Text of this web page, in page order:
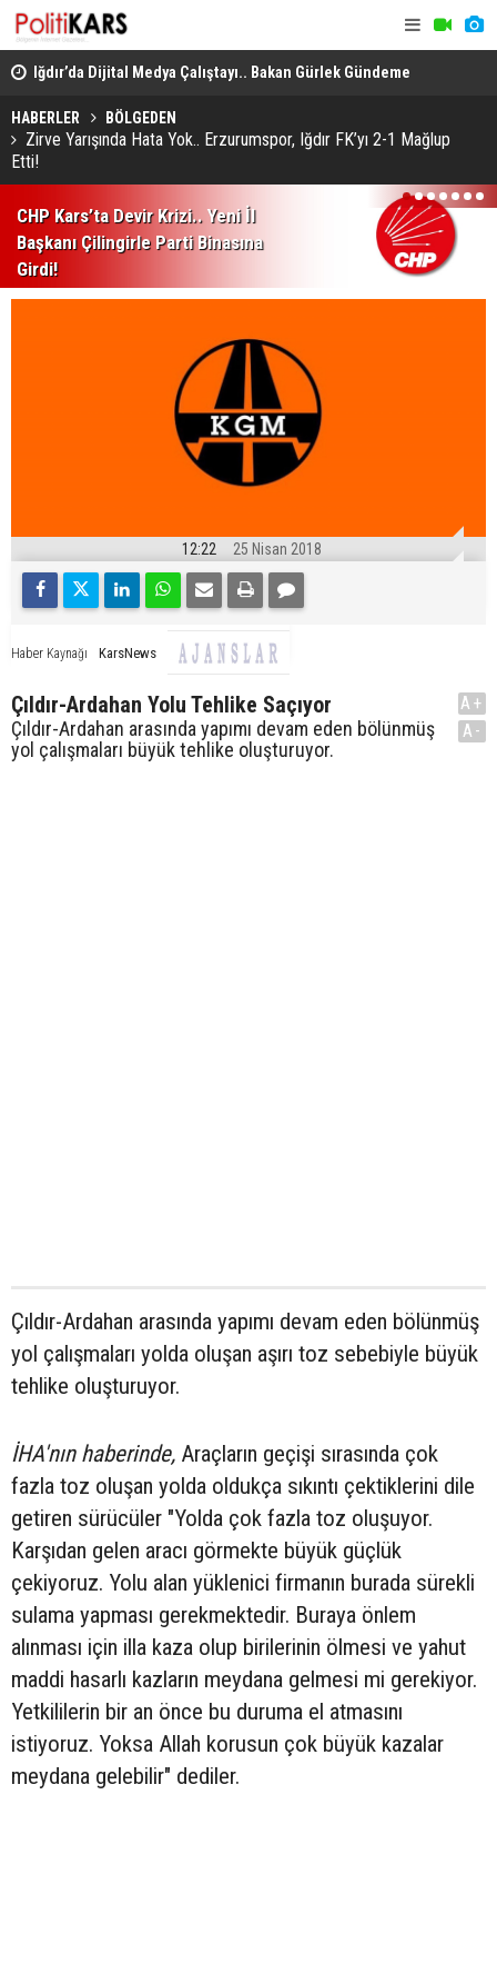
Iğdır’da Dijital Medya Çalıştayı.. Bakan Gürlek Gündeme
İlişkin Soruları Yanıtladı!
HABERLER BÖLGEDEN
Zirve Yarışında Hata Yok.. Erzurumspor, Iğdır FK’yı 2-1 Mağlup
Etti!
CHP Kars’ta Devir Krizi.. Yeni İl
Başkanı Çilingirle Parti Binasına
Girdi!
1 2 3 4 5 6 7
12:22 25 Nisan 2018
Haber Kaynağı KarsNews
Çıldır-Ardahan Yolu Tehlike Saçıyor
Çıldır-Ardahan arasında yapımı devam eden bölünmüş
yol çalışmaları büyük tehlike oluşturuyor.
A+
A-
Çıldır-Ardahan arasında yapımı devam eden bölünmüş
yol çalışmaları yolda oluşan aşırı toz sebebiyle büyük
tehlike oluşturuyor.
İHA'nın haberinde, Araçların geçişi sırasında çok
fazla toz oluşan yolda oldukça sıkıntı çektiklerini dile
getiren sürücüler "Yolda çok fazla toz oluşuyor.
Karşıdan gelen aracı görmekte büyük güçlük
çekiyoruz. Yolu alan yüklenici firmanın burada sürekli
sulama yapması gerekmektedir. Buraya önlem
alınması için illa kaza olup birilerinin ölmesi ve yahut
maddi hasarlı kazların meydana gelmesi mi gerekiyor.
Yetkililerin bir an önce bu duruma el atmasını
istiyoruz. Yoksa Allah korusun çok büyük kazalar
meydana gelebilir" dediler.